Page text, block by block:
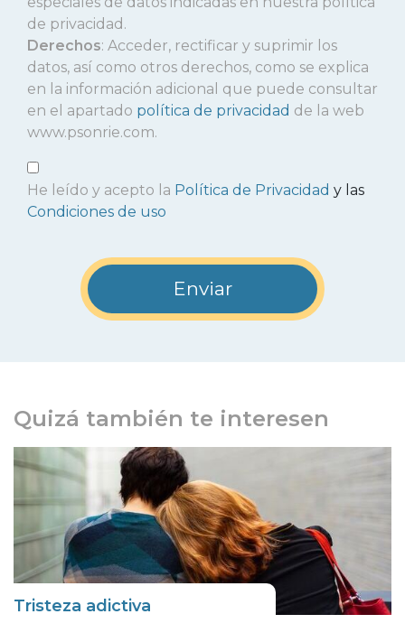
de privacidad.
Derechos: Acceder, rectificar y suprimir los
datos, así como otros derechos, como se explica
en la información adicional que puede consultar
en el apartado política de privacidad de la web
www.psonrie.com.
He leído y acepto la Política de Privacidad y las
Condiciones de uso
Quizá también te interesen
Tristeza adictiva